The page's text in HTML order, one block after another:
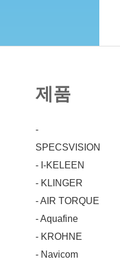
제품
-
SPECSVISION
- I-KELEEN
- KLINGER
- AIR TORQUE
- Aquafine
- KROHNE
- Navicom